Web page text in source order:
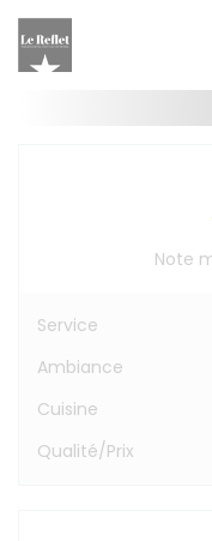
Personnalisation de
Note
Service
Ambiance
Cuisine
Qualité/Prix